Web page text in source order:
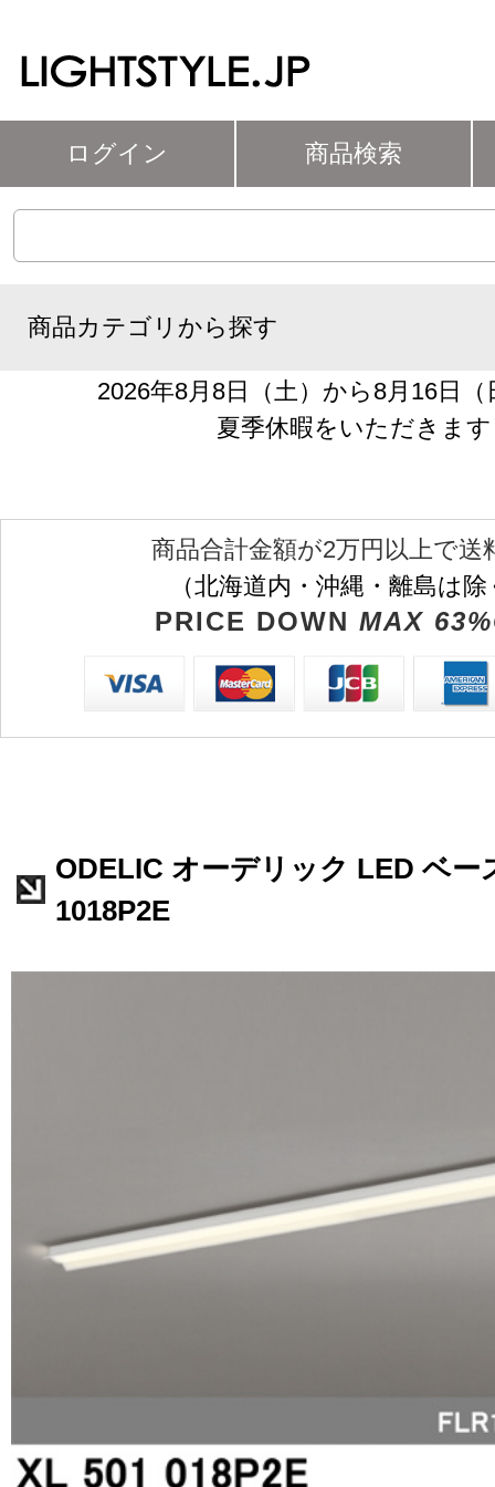
ログイン 商品検索
商品カテゴリから探す
2026年8月8日（土）から8月16日
夏季休暇をいただきます
商品合計金額が2万円以上で送
（北海道内・沖縄・離島は
PRICE DOWN MAX
ODELIC オーデリック LED ベー
1018P2E